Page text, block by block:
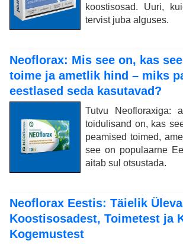
koostisosad. Uuri,
tervist juba alguses.
Neoflorax: Mis see on, kas
toime ja ametlik hind – miks
eestlased seda kasutavad?
Tutvu Neofloraxiga:
toidulisand on, kas
peamised toimed,
see on populaarne
aitab sul otsustada.
Neoflorax Eestis: Täielik
Koostisosadest, Toimetest ja
Kogemustest